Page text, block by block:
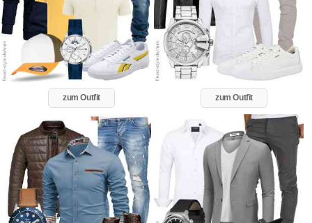
zum Outfit zum Outfit